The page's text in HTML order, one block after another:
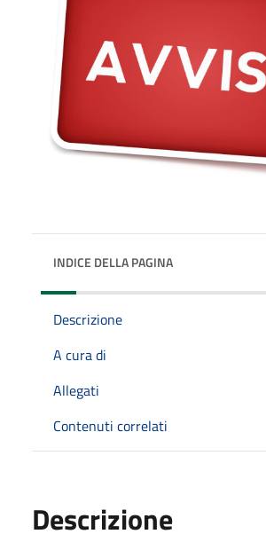
INDICE DELLA PAGINA
Descrizione
A cura di
Allegati
Contenuti correlati
Descrizione